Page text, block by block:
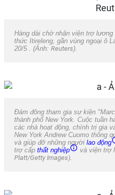
Hàng dài chờ nhận viện trợ
thức Itireleng, gần vùng ngoại ô
20/5 . (Ảnh: Reuters).
Đám đông tham gia sự kiện
thành phố New York. Cuộc tuần
các nhà hoạt động, chính trị gia
New York Andrew Cuomo thông
và giúp đỡ những người lao động
trợ cấp thất nghiệp và viện trợ
Platt/Getty Images).